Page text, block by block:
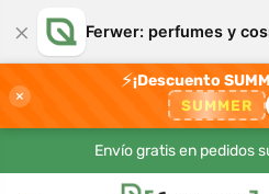
× Ferwer: perfumes y
×
⚡¡Descuento
SUMMER
Envío gratis en pedidos